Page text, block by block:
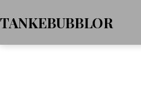
till
innehåll
TANKEBUBBLOR